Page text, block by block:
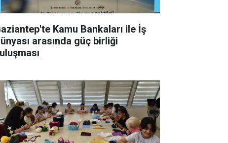
Kamu Bankaları ile İş
arasında güç birliği